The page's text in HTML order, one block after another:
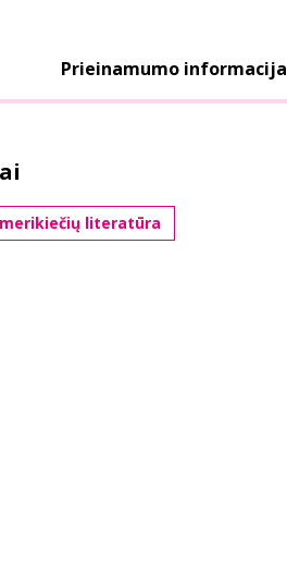
Prieinamumo informacija
literatūra